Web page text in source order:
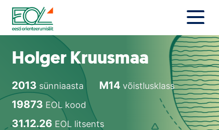
Liigu
sisu
juurde
Estonian Orienteering Federation
Orienteerujale
Eesti Orienteerumine 100!
Holger Kruusmaa
2013 sünniaasta M14 võistlusklass
19873 EOL kood
31.12.26 EOL litsents